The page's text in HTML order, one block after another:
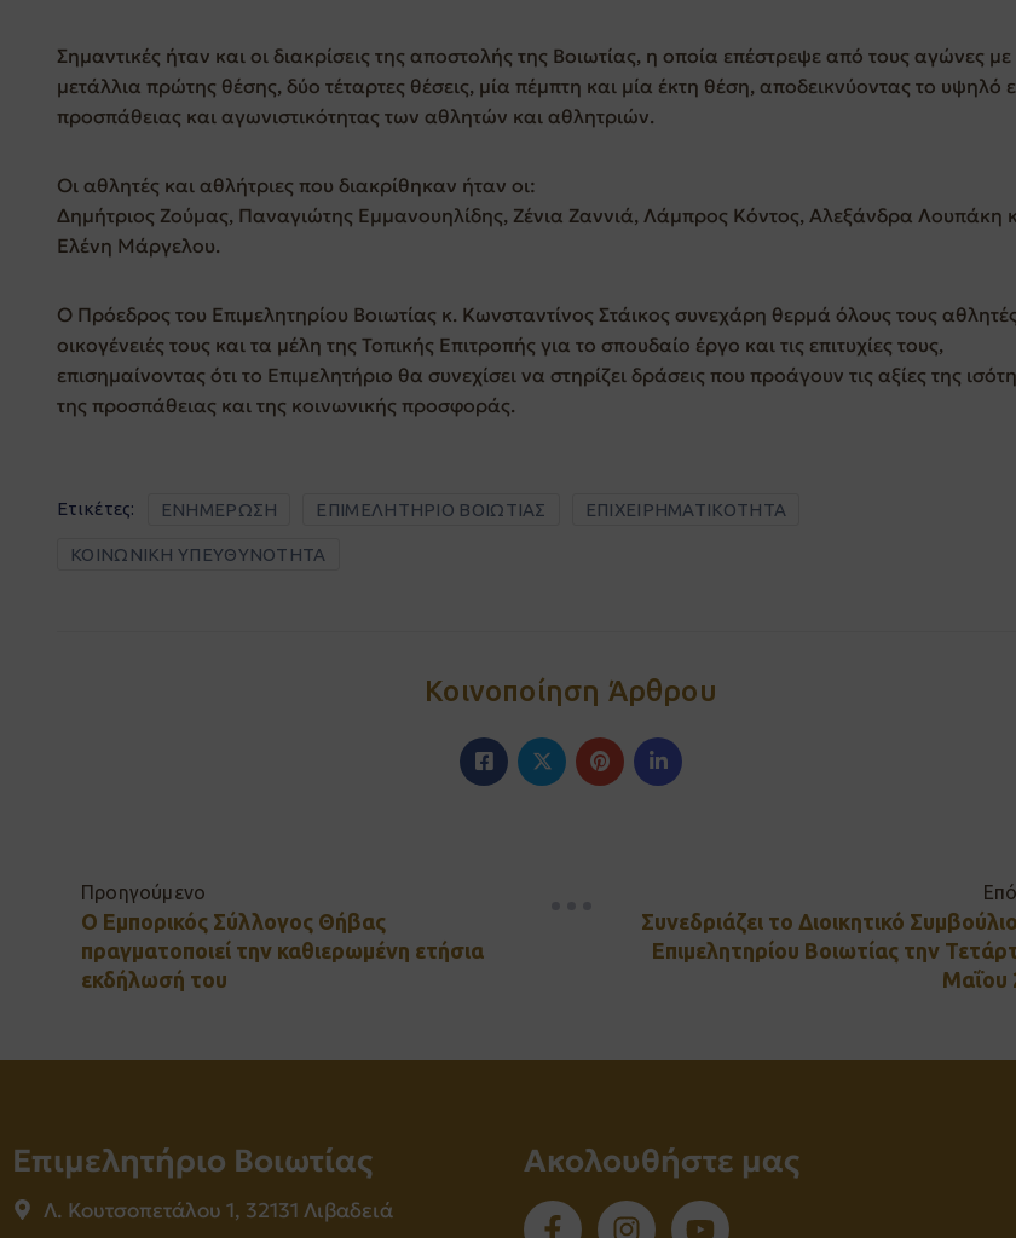
Σημαντικές ήταν και οι διακρίσεις της αποστολής της Βοιωτίας, η οποία επέστρεψε από τους αγώνες με
μετάλλια πρώτης θέσης, δύο τέταρτες θέσεις, μία πέμπτη και μία έκτη θέση, αποδεικνύοντας το υψηλό
προσπάθειας και αγωνιστικότητας των αθλητών και αθλητριών.
Οι αθλητές και αθλήτριες που διακρίθηκαν ήταν οι:
Δημήτριος Ζούμας, Παναγιώτης Εμμανουηλίδης, Ζένια Ζαννιά, Λάμπρος Κόντος, Αλεξάνδρα Λουπάκη
Ελένη Μάργελου.
Ο Πρόεδρος του Επιμελητηρίου Βοιωτίας κ. Κωνσταντίνος Στάικος συνεχάρη θερμά όλους τους
οικογένειές τους και τα μέλη της Τοπικής Επιτροπής για το σπουδαίο έργο και τις επιτυχίες τους,
επισημαίνοντας ότι το Επιμελητήριο θα συνεχίσει να στηρίζει δράσεις που προάγουν τις αξίες της
της προσπάθειας και της κοινωνικής προσφοράς.
Ετικέτες: ΕΝΗΜΕΡΩΣΗ ΕΠΙΜΕΛΗΤΗΡΙΟ ΒΟΙΩΤΙΑΣ ΕΠΙΧΕΙΡΗΜΑΤΙΚΟΤΗΤΑ
ΚΟΙΝΩΝΙΚΗ ΥΠΕΥΘΥΝΟΤΗΤΑ
Κοινοποίηση Άρθρου
Προηγούμενο
Ο Εμπορικός Σύλλογος Θήβας
πραγματοποιεί την καθιερωμένη ετήσια
εκδήλωσή του
Συνεδριάζει το Διοικητικό
Επιμελητηρίου Βοιωτίας την
Μαΐου
Επιμελητήριο Βοιωτίας
Λ. Κουτσοπετάλου 1, 32131 Λιβαδειά
Ακολουθήστε μας